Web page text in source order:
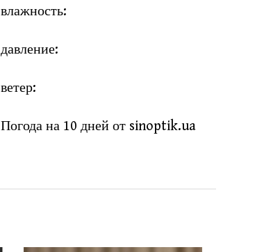
влажность:
давление:
ветер:
Погода на 10 дней от sinoptik.ua